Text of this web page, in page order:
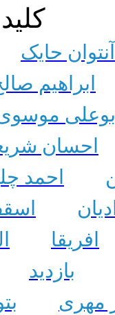
آنتوان حایک
ابراهیم
احسان
احمد
افریقا
بازدید
مهری